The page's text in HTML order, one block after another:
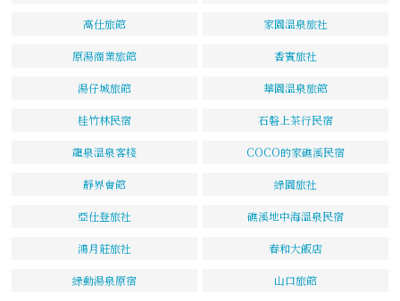
高仕旅館 家園溫泉旅社
原湯商業旅館 香賓旅社
湯仔城旅館 華園溫泉旅館
桂竹林民宿 石磐上茶行民宿
龍泉溫泉客棧 COCO的家礁溪民宿
靜界會館 綠園旅社
亞仕登旅社 礁溪地中海溫泉民宿
鴻月莊旅社 春和大飯店
綠動湯泉原宿 山口旅館